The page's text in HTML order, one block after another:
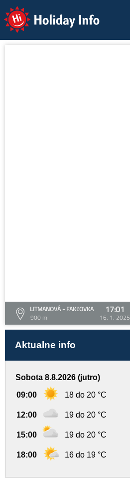
Holiday Info
LITMANOVÁ - FAKĽOVKA
900 m
17:01
16. 1. 2025
Aktualne info
Sobota 8.8.2026 (jutro)
09:00 18 do 20 °C
12:00 19 do 20 °C
15:00 19 do 20 °C
18:00 16 do 19 °C